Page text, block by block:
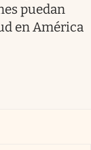
puedan
en América